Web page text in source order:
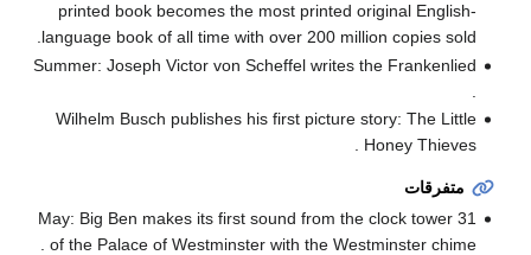
printed book becomes the most printed original English-
language book of all time with over 200 million copies sold.
Summer: Joseph Victor von Scheffel writes the Frankenlied
Wilhelm Busch publishes his first picture story: The Little
Honey Thieves .
متفرقات
31 May: Big Ben makes its first sound from the clock tower
of the Palace of Westminster with the Westminster chime .